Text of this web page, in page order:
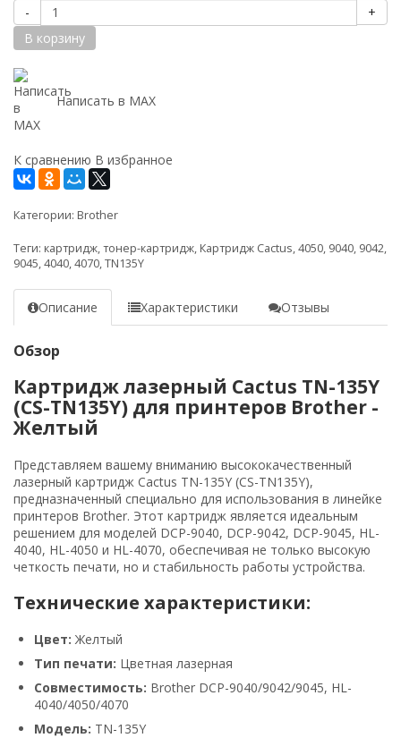
-
+
В корзину
Написать в MAX
К сравнению В избранное
Категории: Brother
Теги: картридж,тонер-картридж, Картридж Cactus,4050, 9040, 9042,
9045,4040,4070,TN135Y
Описание Характеристики Отзывы
Обзор
Картридж лазерный Cactus TN-135Y
(CS-TN135Y) для принтеров Brother -
Желтый
Представляем вашему вниманию высококачественный
лазерный картридж Cactus TN-135Y (CS-TN135Y),
предназначенный специально для использования в линейке
принтеров Brother. Этот картридж является идеальным
решением для моделей DCP-9040, DCP-9042, DCP-9045, HL-
4040, HL-4050 и HL-4070, обеспечивая не только высокую
четкость печати, но и стабильность работы устройства.
Технические характеристики:
Цвет: Желтый
Тип печати: Цветная лазерная
Совместимость: Brother DCP-9040/9042/9045, HL-
4040/4050/4070
Модель: TN-135Y